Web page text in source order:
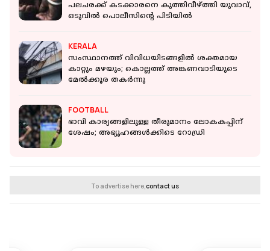
പലചരക്ക് കടക്കാരനെ കുത്തിവീഴ്ത്തി യുവാവ്,
ഒടുവിൽ പൊലീസിന്റെ പിടിയിൽ
KERALA
സംസ്ഥാനത്ത് വിവിധയിടങ്ങളില്‍ ശക്തമായ
കാറ്റും മഴയും; കൊല്ലത്ത് അങ്കണവാടിയുടെ
മേല്‍ക്കൂര തകര്‍ന്നു
FOOTBALL
ഭാവി കാര്യങ്ങളിലുള്ള തീരുമാനം ലോകകപ്പിന്
ശേഷം; അഭ്യൂഹങ്ങള്‍ക്കിടെ റോഡ്രി
To advertise here,contact us